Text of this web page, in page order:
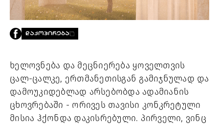
PROJECTS
TV
LIBRARY
ᲒᲐᲛᲝᲒᲕᲧᲔᲕᲘ
ᲙᲝᲜᲢᲐᲥᲢᲘ
INFO@HAMMOCKMAGAZINE.GE
ᲩᲕᲔᲜ
ᲨᲔᲡᲐᲮᲔᲑ
ᲓᲐᲙᲝᲞᲘᲠᲔᲑᲐ
ხელოვნება და მეცნიერება ყოველთვის
ცალ-ცალკე, ერთმანეთისგან გამიჯნულად და
დამოუკიდებლად არსებობდა ადამიანის
ცხოვრებაში - ორივეს თავისი კონკრეტული
მისია ჰქონდა დაკისრებული. პირველი, ვინც